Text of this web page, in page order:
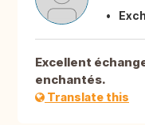
Excellent
enchantés.
Translate this